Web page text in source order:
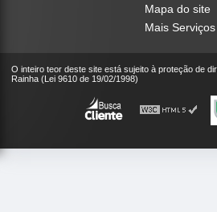
Mapa do site
Mais Serviços
O inteiro teor deste site está sujeito à proteção de
Rainha (Lei 9610 de 19/02/1998)